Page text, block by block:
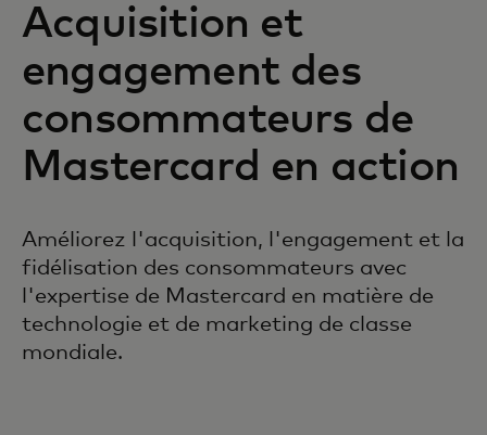
Acquisition et
engagement des
consommateurs de
Mastercard en action
Améliorez l'acquisition, l'engagement et la
fidélisation des consommateurs avec
l'expertise de Mastercard en matière de
technologie et de marketing de classe
mondiale.